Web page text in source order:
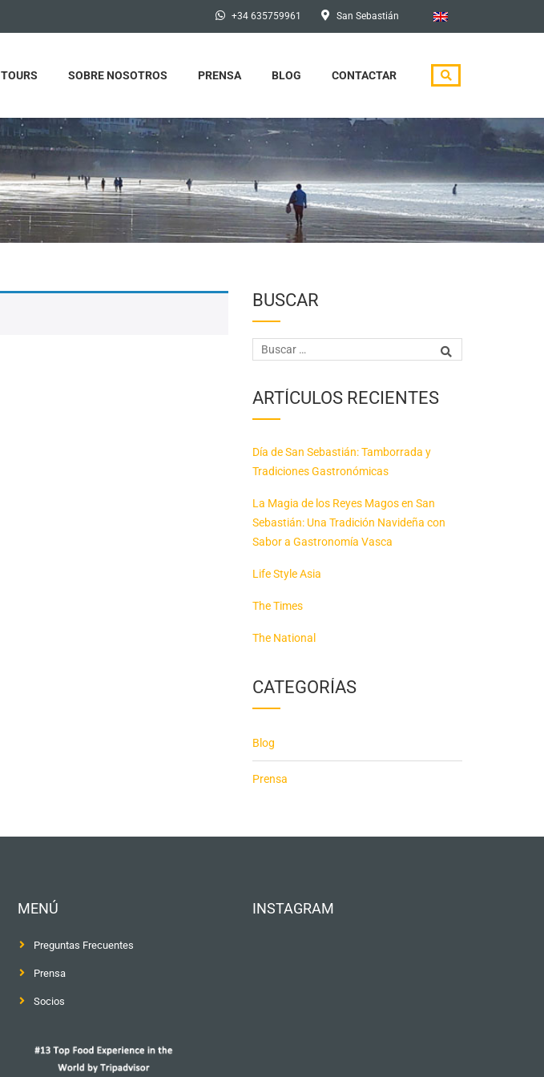
+34 635759961 San Sebastián
TOURS SOBRE NOSOTROS PRENSA BLOG CONTACTAR
BUSCAR
ARTÍCULOS RECIENTES
Día de San Sebastián: Tamborrada y
Tradiciones Gastronómicas
La Magia de los Reyes Magos en San
Sebastián: Una Tradición Navideña con
Sabor a Gastronomía Vasca
Life Style Asia
The Times
The National
CATEGORÍAS
Blog
Prensa
MENÚ
Preguntas Frecuentes
Prensa
Socios
INSTAGRAM